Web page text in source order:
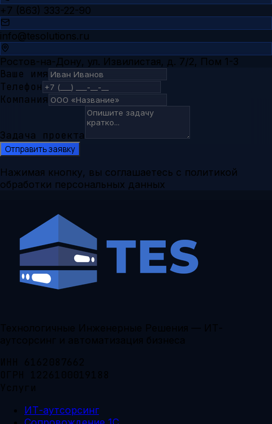
+7 (863) 333-22-90
info@tesolutions.ru
Ростов-на-Дону, ул. Извилистая, д. 7/2, Пом 1-3
Ваше имя
Телефон
Компания
Задача проекта
Отправить заявку
Нажимая кнопку, вы соглашаетесь с политикой
обработки персональных данных
Технологичные Инженерные Решения — ИТ-
аутсорсинг и автоматизация бизнеса
ИНН 6162087662
ОГРН 1226100019188
Услуги
ИТ-аутсорсинг